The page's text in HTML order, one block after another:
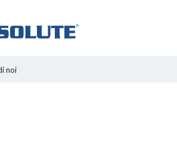
noi